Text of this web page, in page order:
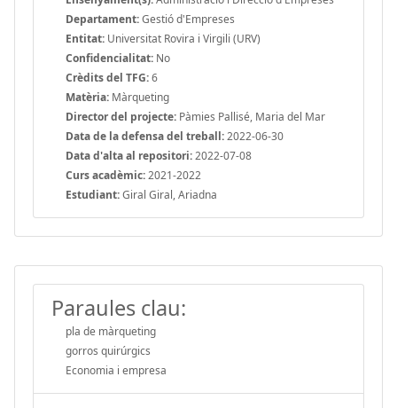
Departament:Gestió d'Empreses
Entitat: Universitat Rovira i Virgili (URV)
Confidencialitat: No
Crèdits del TFG:6
Matèria: Màrqueting
Director del projecte: Pàmies Pallisé, Maria del Mar
Data de la defensa del treball:2022-06-30
Data d'alta al repositori:2022-07-08
Curs acadèmic:2021-2022
Estudiant:Giral Giral, Ariadna
Paraules clau:
pla de màrqueting
gorros quirúrgics
Economia i empresa